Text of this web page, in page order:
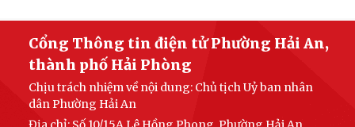
Cổng Thông tin điện tử Phường Hải An,
thành phố Hải Phòng
Chịu trách nhiệm về nội dung: Chủ tịch Uỷ ban nhân
dân Phường Hải An